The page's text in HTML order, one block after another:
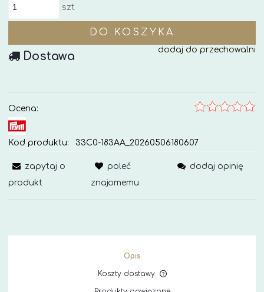
szt
DO KOSZYKA
dodaj do przechowalni
Dostawa
Ocena:
Kod produktu: 33C0-183AA_20260506180607
zapytaj o
produkt
poleć
znajomemu
dodaj opinię
Opis
Koszty dostawy